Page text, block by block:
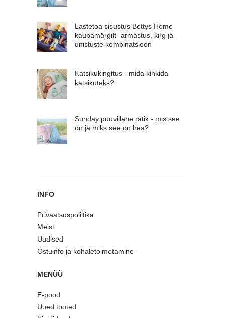
Lastetoa sisustus Bettys Home
kaubamärgilt- armastus, kirg ja
unistuste kombinatsioon
Katsikukingitus - mida kinkida
katsikuteks?
Sunday puuvillane rätik - mis see
on ja miks see on hea?
INFO
Privaatsuspoliitika
Meist
Uudised
Ostuinfo ja kohaletoimetamine
MENÜÜ
E-pood
Uued tooted